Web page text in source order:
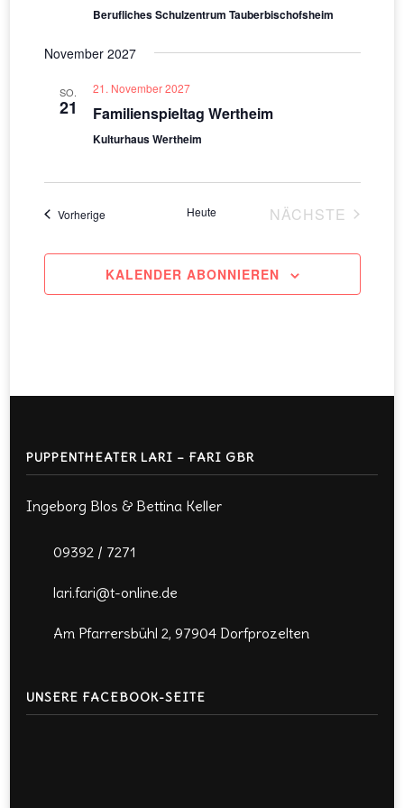
Berufliches Schulzentrum Tauberbischofsheim
November 2027
SO.
21
21. November 2027
Familienspieltag Wertheim
Kulturhaus Wertheim
VorherigeVeranstaltungen Heute
NÄCHSTE
KALENDER ABONNIEREN
PUPPENTHEATER LARI – FARI GBR
Ingeborg Blos & Bettina Keller
09392 / 7271
lari.fari@t-online.de
Am Pfarrersbühl 2, 97904 Dorfprozelten
UNSERE FACEBOOK-SEITE